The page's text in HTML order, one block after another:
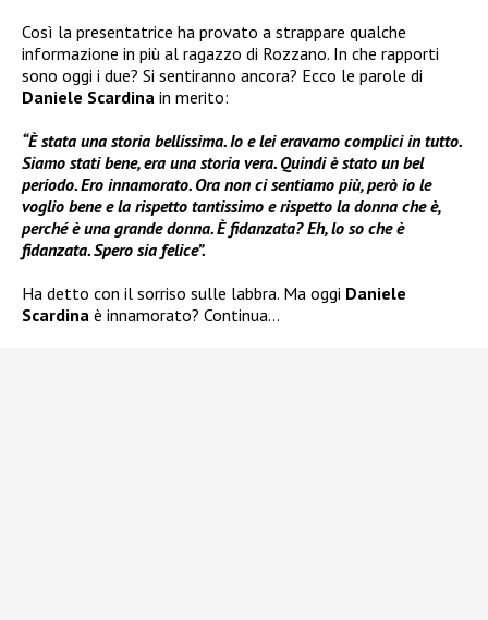
Così la presentatrice ha provato a strappare qualche
informazione in più al ragazzo di Rozzano. In che rapporti
sono oggi i due? Si sentiranno ancora? Ecco le parole di
Daniele Scardina in merito:
“È stata una storia bellissima. Io e lei eravamo complici in tutto.
Siamo stati bene, era una storia vera. Quindi è stato un bel
periodo. Ero innamorato. Ora non ci sentiamo più, però io le
voglio bene e la rispetto tantissimo e rispetto la donna che è,
perché è una grande donna. È fidanzata? Eh, lo so che è
fidanzata. Spero sia felice”.
Ha detto con il sorriso sulle labbra. Ma oggi Daniele
Scardina è innamorato? Continua…